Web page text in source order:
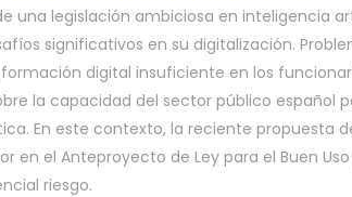
una legislación ambiciosa en inteligencia
significativos en su digitalización.
digital insuficiente en los
la capacidad del sector público español
En este contexto, la reciente propuesta
en el Anteproyecto de Ley para el Buen
riesgo.